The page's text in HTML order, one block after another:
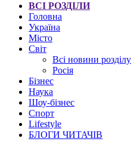
ВСІ РОЗДІЛИ
Головна
Україна
Місто
Світ
Всі новини розділу
Росія
Бізнес
Наука
Шоу-бізнес
Спорт
Lifestyle
БЛОГИ ЧИТАЧІВ